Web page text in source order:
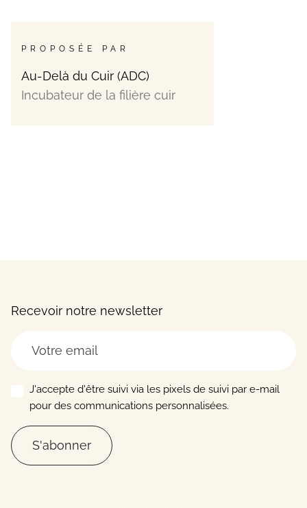
PROPOSÉE PAR
Au-Delà du Cuir (ADC)
Incubateur de la filière cuir
Recevoir notre newsletter
J'accepte d'être suivi via les pixels de suivi par e-mail
pour des communications personnalisées.
S'abonner